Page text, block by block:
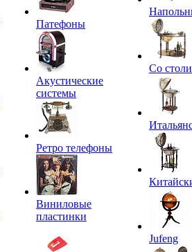
Патефоны
Акустические
системы
Ретро телефоны
Виниловые
пластинки
Со
Jufeng